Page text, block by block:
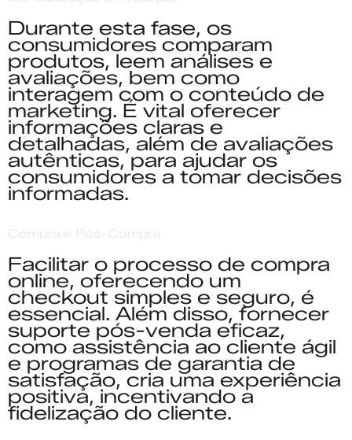
Durante esta fase, os
consumidores comparam
produtos, leem análises e
avaliações, bem como
interagem com o conteúdo de
marketing. É vital oferecer
informações claras e
detalhadas, além de avaliações
autênticas, para ajudar os
consumidores a tomar decisões
informadas.
Facilitar o processo de compra
online, oferecendo um
checkout simples e seguro, é
essencial. Além disso, fornecer
suporte pós-venda eficaz,
como assistência ao cliente ágil
e programas de garantia de
satisfação, cria uma experiência
positiva, incentivando a
fidelização do cliente.